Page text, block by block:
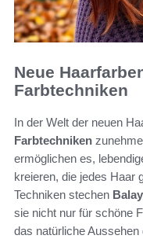
Neue
Farbtechniken
In der Welt der neuen
Farbtechniken
ermöglichen es,
kreieren, die jedes Haar
Techniken stechen
sie nicht nur für schöne
das natürliche